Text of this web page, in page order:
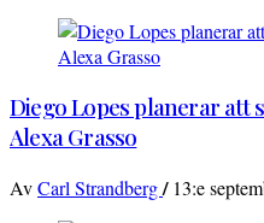
Diego Lopes planerar att
Alexa Grasso
AvCarl Strandberg/ 13:e